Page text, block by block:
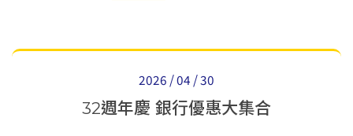
2026 / 04 / 30
32週年慶 銀行優惠大集合